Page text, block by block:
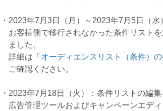
2023年7月3日（月）～2023年7月5日（
お客様側で移行されなかった条件リスト
ました。
詳細は「 オーディエンスリスト（条件）
ご確認ください。
2023年7月18日（火）：条件リストの編
広告管理ツールおよびキャンペーンエデ